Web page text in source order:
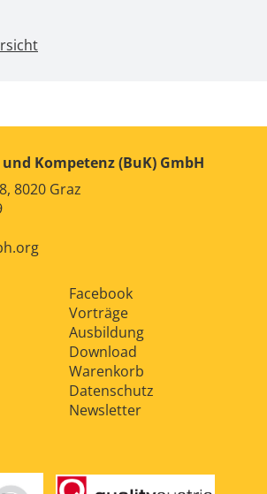
Download
Kompetenz (BuK) GmbH
8020 Graz
Facebook
Vorträge
Ausbildung
Download
Warenkorb
Datenschutz
Newsletter